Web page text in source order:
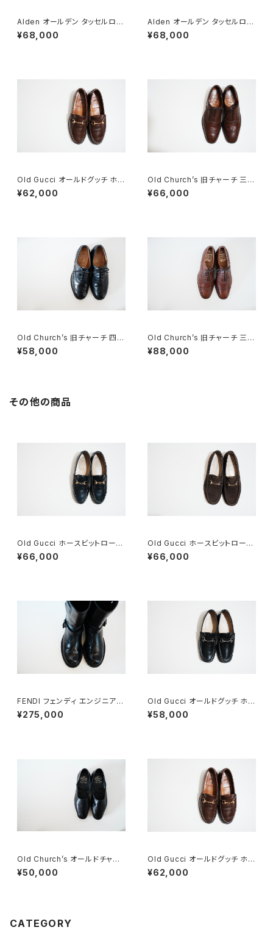
Alden オールデン タッセルロー
ファー #560 8 D
¥68,000
Alden オールデン タッセルロー
ファー #660 8D
¥68,000
Old Gucci オールドグッチ ホー
スビットローファー 8.5D DB ラ
バー
¥62,000
Old Church’s 旧チャーチ 三都
市 Chetwynd 85D
¥66,000
Old Church’s 旧チャーチ 四都
市 80G フルブローグ
¥58,000
Old Church’s 旧チャーチ 三都
市 DIPLOMAT ディプロマット
80F
¥88,000
その他の商品
Old Gucci ホースビットローフ
ァー 36C NV
¥66,000
Old Gucci ホースビットローフ
ァー 35C スエードDB
¥66,000
FENDI フェンディ エンジニアブ
ーツ 8.5
¥275,000
Old Gucci オールドグッチ ホー
スビットローファー 40 E Black
¥58,000
Old Church’s オールドチャー
チ 四都市 ドクターシューズ 8.5
F
¥50,000
Old Gucci オールドグッチ ホー
スビットローファー 8.5D DB ラ
バー
¥62,000
CATEGORY